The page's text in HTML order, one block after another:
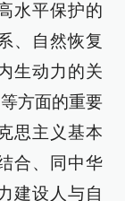
水平保护的
、自然恢复
生动力的关
方面的重要
思主义基本
合、同中华
建设人与自